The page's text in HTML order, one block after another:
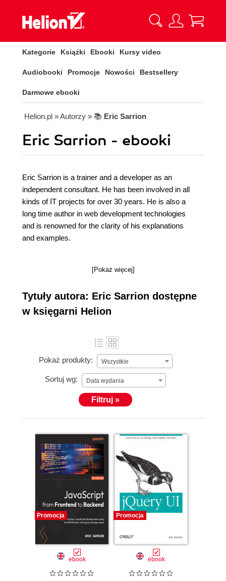
Kategorie Książki Ebooki Kursy video
Audiobooki Promocje Nowości Bestsellery
Darmowe ebooki
Helion.pl » Autorzy » 📚 Eric Sarrion
Eric Sarrion - ebooki
Eric Sarrion is a trainer and a developer as an
independent consultant. He has been involved in all
kinds of IT projects for over 30 years. He is also a
long time author in web development technologies
and is renowned for the clarity of his explanations
and examples.
[Pokaż więcej]
Tytuły autora: Eric Sarrion dostępne
w księgarni Helion
Pokaż produkty: Wszystkie
Sortuj wg: Data wydania
Filtruj »
Promocja
ebook
Promocja
ebook